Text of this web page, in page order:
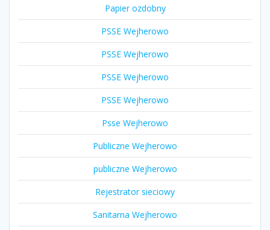
Papier ozdobny
PSSE Wejherowo
PSSE Wejherowo
PSSE Wejherowo
PSSE Wejherowo
Psse Wejherowo
Publiczne Wejherowo
publiczne Wejherowo
Rejestrator sieciowy
Sanitarna Wejherowo